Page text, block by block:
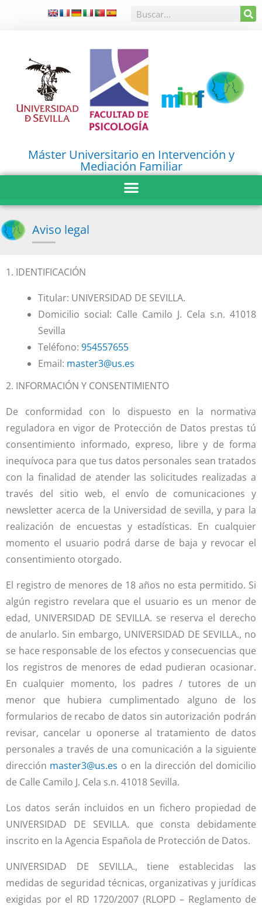
Máster Universitario en Intervención y
Mediación Familiar
Aviso legal
1. IDENTIFICACIÓN
Titular: UNIVERSIDAD DE SEVILLA.
Domicilio social: Calle Camilo J. Cela s.n. 41018
Sevilla
Teléfono: 954557655
Email: master3@us.es
2. INFORMACIÓN Y CONSENTIMIENTO
De conformidad con lo dispuesto en la normativa
reguladora en vigor de Protección de Datos prestas tú
consentimiento informado, expreso, libre y de forma
inequívoca para que tus datos personales sean tratados
con la finalidad de atender las solicitudes realizadas a
través del sitio web, el envío de comunicaciones y
newsletter acerca de la Universidad de sevilla, y para la
realización de encuestas y estadísticas. En cualquier
momento el usuario podrá darse de baja y revocar el
consentimiento otorgado.
El registro de menores de 18 años no esta permitido. Si
algún registro revelara que el usuario es un menor de
edad, UNIVERSIDAD DE SEVILLA. se reserva el derecho
de anularlo. Sin embargo, UNIVERSIDAD DE SEVILLA., no
se hace responsable de los efectos y consecuencias que
los registros de menores de edad pudieran ocasionar.
En cualquier momento, los padres / tutores de un
menor que hubiera cumplimentado alguno de los
formularios de recabo de datos sin autorización podrán
revisar, cancelar u oponerse al tratamiento de datos
personales a través de una comunicación a la siguiente
dirección master3@us.es o en la dirección del domicilio
de Calle Camilo J. Cela s.n. 41018 Sevilla.
Los datos serán incluidos en un fichero propiedad de
UNIVERSIDAD DE SEVILLA. que consta debidamente
inscrito en la Agencia Española de Protección de Datos.
UNIVERSIDAD DE SEVILLA., tiene establecidas las
medidas de seguridad técnicas, organizativas y jurídicas
exigidas por el RD 1720/2007 (RLOPD – Reglamento de